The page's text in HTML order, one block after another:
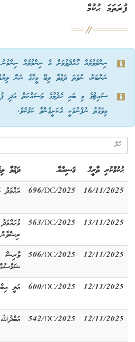
ފުރަތަމަ ޙުކުމް
ނިންމެވުމެއް ހޯއްދެވުމަށް އެ ނިންމުމެއް
ނަންބަރު، ނުވަތަ ދަޢުވާ ލިބޭ މީހާގެ ނަން
ސައިޓުގެ މި ބައި ހެދުމުގެ މަސައްކަތް އަދި
މިވަގުތު ނުފެނުމަކީ އެކަށީގެންވާ ކަމެކެވެ.
ޙުކުމްކުރި ތާރީޚް ޤަޟިއްޔާ ދަޢުވާ
16/11/2025
696/DC/2025 އަޙްމަދު
13/11/2025
563/DC/2025
މުޙައްމަދު
ރިޝްވާން
12/11/2025
506/DC/2025
ވާރިޝް
12/11/2025
600/DC/2025 ޢަލީ
12/11/2025
542/DC/2025